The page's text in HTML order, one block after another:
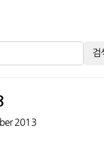
검
2013